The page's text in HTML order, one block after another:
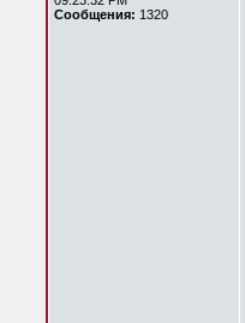
Сообщения: 1320